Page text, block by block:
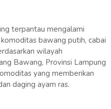
terpantau mengalami
bawang putih, cabai
wilayah
Bawang, Provinsi Lampung
yang memberikan
daging ayam ras.